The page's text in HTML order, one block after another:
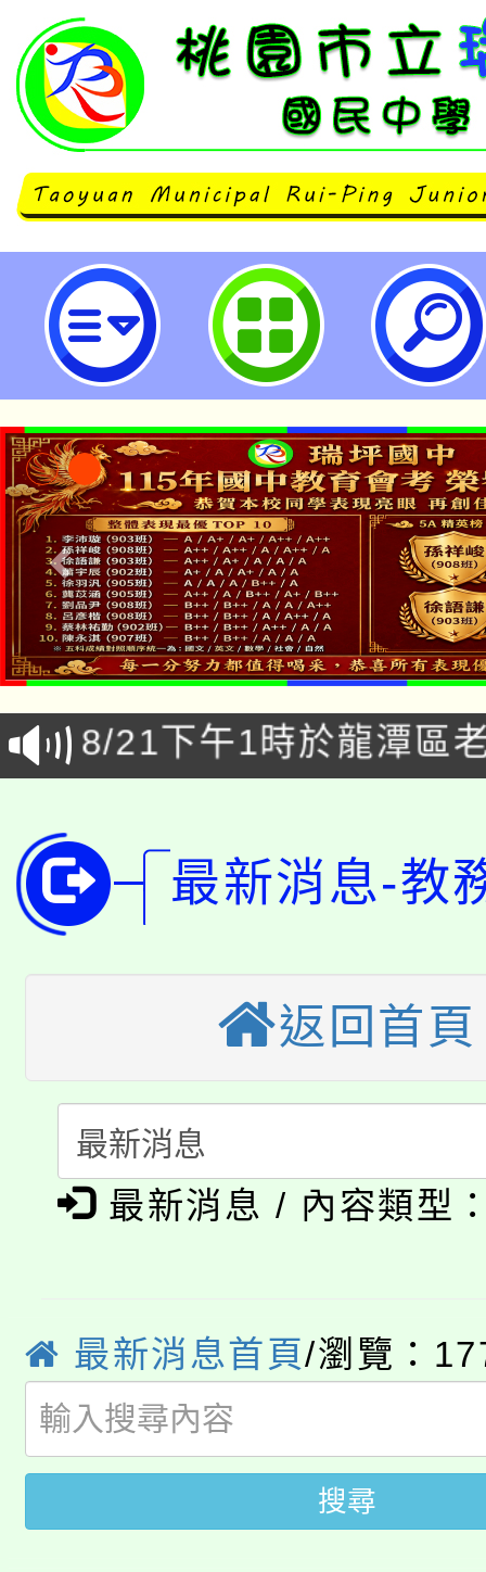
「桃園市115年度教學卓越獎」說
坪國民中學
公告本校115學年度第
代理(課)教師甄選結果
告(尚有缺額)
「本色祭」8/29、30在
場熱烈登場!
8/21下午1時於龍潭區
徵才活動。
YOUNG桃局內行報名
局官網。
8月14至27日，桃園電
開!
115年桃園市運動會8/
視費優惠，中低收入戶
者。
大園自造教育及科技
份教師增能研習
大溪自造教育及科技
份教師研習
淨零綠生活教案入校路
會
公告本校115學年度第
代理(課)教師甄選結果
「本色祭」8/29、30在
徵才活動。
局官網。
8月14至27日，桃園電
開!
115年桃園市運動會8/
田徑場及游泳池舉行。
桃園市低收入戶享有免
大園自造教育及科技中
最新消息-教
返回首頁
最新消息 / 內容類型
最新消息首頁/瀏覽：
搜尋